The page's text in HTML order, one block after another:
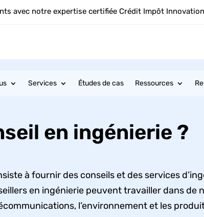
avec notre expertise certifiée Crédit Impôt Innovation
Services Études de cas Ressources
en ingénierie ?
à fournir des conseils et des services
en ingénierie peuvent travailler dans de
l’environnement et les